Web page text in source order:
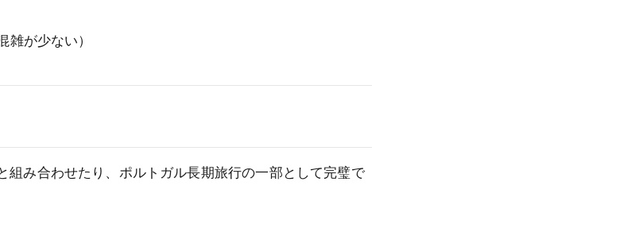
が少ない）
み合わせたり、ポルトガル長期旅行の一部として完璧で